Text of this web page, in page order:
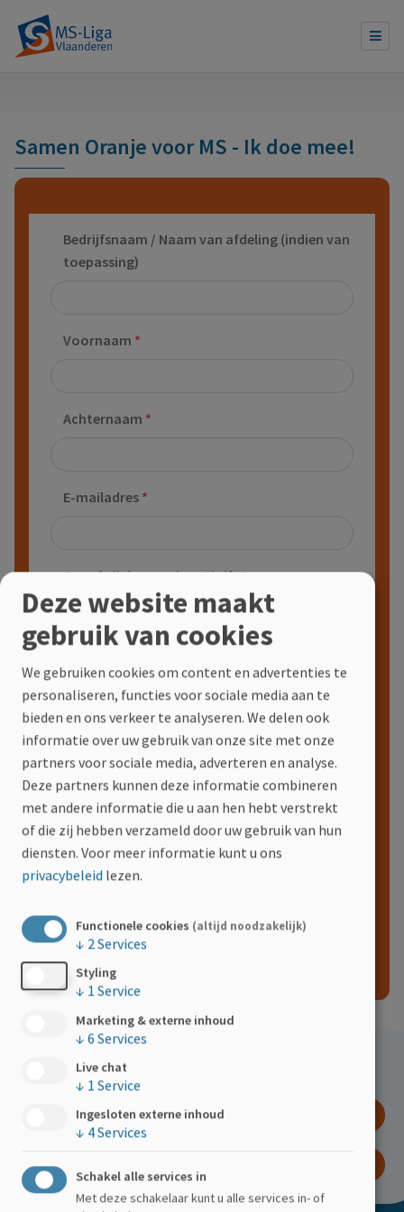
Samen Oranje voor MS - Ik doe mee!
Bedrijfsnaam / Naam van afdeling (indien van
toepassing)
Voornaam
Achternaam
E-mailadres
Omschrijving van je actie/foto
Door je foto in te sturen, geef je toestemming
dat MS-Liga Vlaanderen de info en foto mag
gebruiken in haar communicatie (bv. sociale
media, ledentijdschrift, nieuwsbrief ... )
Een onbeperkt aantal bestanden kan naar dit veld worden
geupload.
32 MB limiet.
Toegestane types: png jpeg jpg.
INDIENEN
Hoe kan jij helpen?
DOE EEN GIFT
Deze website maakt
gebruik van cookies
We gebruiken cookies om content en advertenties te
personaliseren, functies voor sociale media aan te
bieden en ons verkeer te analyseren. We delen ook
informatie over uw gebruik van onze site met onze
partners voor sociale media, adverteren en analyse.
Deze partners kunnen deze informatie combineren
met andere informatie die u aan hen hebt verstrekt
of die zij hebben verzameld door uw gebruik van hun
diensten. Voor meer informatie kunt u ons
privacybeleid lezen.
Functionele cookies (altijd noodzakelijk)
↓ 2Services
Styling
↓ 1 Service
Marketing & externe inhoud
↓ 6 Services
Live chat
↓ 1 Service
Ingesloten externe inhoud
↓ 4Services
Schakel alle services in
Met deze schakelaar kunt u alle services in- of